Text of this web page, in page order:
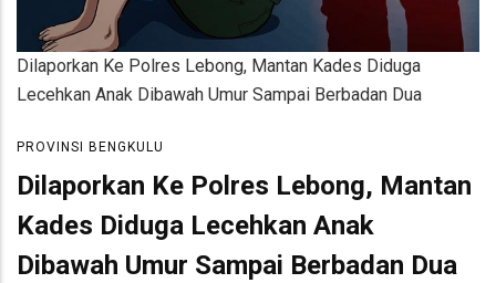
Dilaporkan Ke Polres Lebong, Mantan Kades Diduga
Lecehkan Anak Dibawah Umur Sampai Berbadan Dua
PROVINSI BENGKULU
Dilaporkan Ke Polres Lebong, Mantan
Kades Diduga Lecehkan Anak
Dibawah Umur Sampai Berbadan Dua